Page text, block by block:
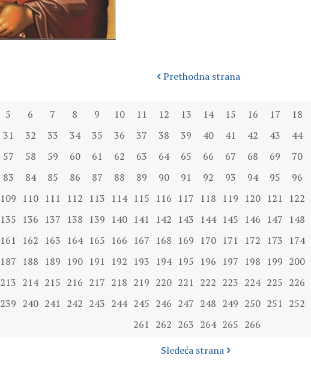
Prethodna strana
5 6 7 8 9 10 11 12 13 14 15 16 17 18
31 32 33 34 35 36 37 38 39 40 41 42 43 44
57 58 59 60 61 62 63 64 65 66 67 68 69 70
83 84 85 86 87 88 89 90 91 92 93 94 95 96
109 110 111 112 113 114 115 116 117 118 119 120 121 122
135 136 137 138 139 140 141 142 143 144 145 146 147 148
161 162 163 164 165 166 167 168 169 170 171 172 173 174
187 188 189 190 191 192 193 194 195 196 197 198 199 200
213 214 215 216 217 218 219 220 221 222 223 224 225 226
239 240 241 242 243 244 245 246 247 248 249 250 251 252
261 262 263 264 265 266
Sledeća strana